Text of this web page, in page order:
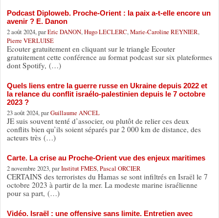
Podcast Diploweb. Proche-Orient : la paix a-t-elle encore un
avenir ? E. Danon
2 août 2024, parEric DANON, Hugo LECLERC, Marie-Caroline REYNIER,
Pierre VERLUISE
Ecouter gratuitement en cliquant sur le triangle Ecouter
gratuitement cette conférence au format podcast sur six plateformes
dont Spotify, (…)
Quels liens entre la guerre russe en Ukraine depuis 2022 et
la relance du conflit israélo-palestinien depuis le 7 octobre
2023 ?
23 août 2024, parGuillaume ANCEL
JE suis souvent tenté d’associer, ou plutôt de relier ces deux
conflits bien qu’ils soient séparés par 2 000 km de distance, des
acteurs très (…)
Carte. La crise au Proche-Orient vue des enjeux maritimes
2 novembre 2023, parInstitut FMES, Pascal ORCIER
CERTAINS des terroristes du Hamas se sont infiltrés en Israël le 7
octobre 2023 à partir de la mer. La modeste marine israélienne
pour sa part, (…)
Vidéo. Israël : une offensive sans limite. Entretien avec